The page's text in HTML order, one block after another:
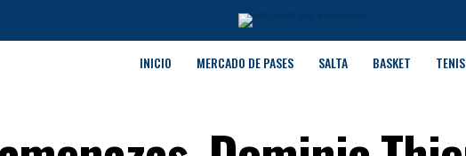
INICIO MERCADO DE PASES SALTA BASKET TENIS